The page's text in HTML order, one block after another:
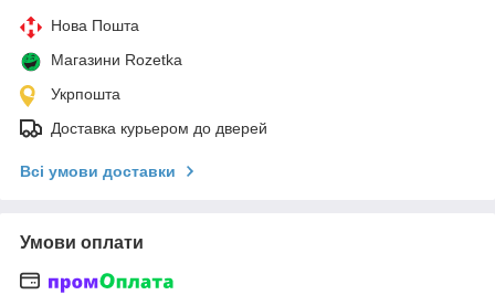
Нова Пошта
Магазини Rozetka
Укрпошта
Доставка курьером до дверей
Всі умови доставки
Умови оплати